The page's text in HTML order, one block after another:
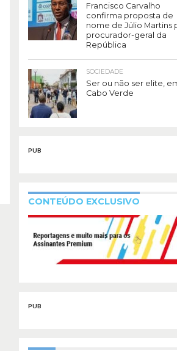
Francisco Carvalho
confirma proposta de
nome de Júlio Martins
procurador-geral da
República
SOCIEDADE
Ser ou não ser elite,
Cabo Verde
PUB
CONTEÚDO EXCLUSIVO
PUB